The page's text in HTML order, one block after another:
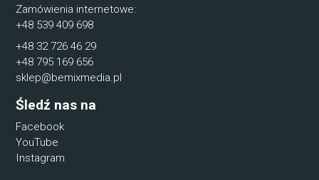
Zamówienia internetowe:
+48 539 409 698
+48 32 726 46 29
+48 795 169 656
sklep@bemixmedia.pl
Śledź nas na
Facebook
YouTube
Instagram